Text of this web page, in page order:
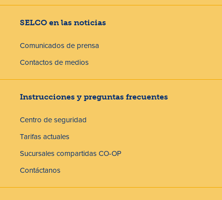
SELCO en las noticias
Comunicados de prensa
Contactos de medios
Instrucciones y preguntas frecuentes
Centro de seguridad
Tarifas actuales
Sucursales compartidas CO-OP
Contáctanos